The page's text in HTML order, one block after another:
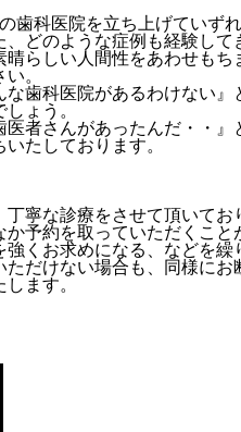
歯科医院を立ち上げていず
どのような症例も経験して
らしい人間性をあわせもち
。
歯科医院があるわけない』
ょう。
者さんがあったんだ・・』
たしております。
寧な診療をさせて頂いてお
予約を取っていただくこと
くお求めになる、などを繰
だけない場合も、同様にお
ます。